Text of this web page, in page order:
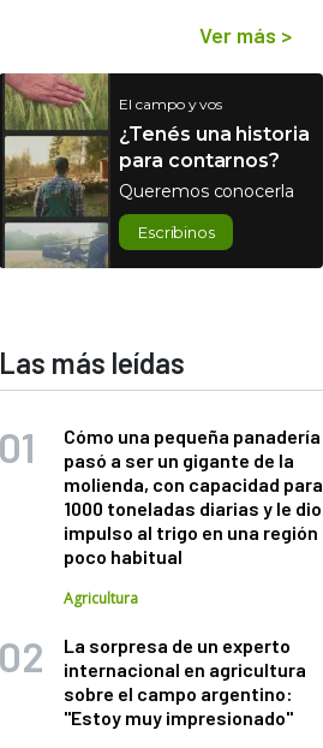
Ver más >
El campo y vos
¿Tenés una historia
para contarnos?
Queremos conocerla
Escribinos
Las más leídas
Cómo una pequeña panadería
pasó a ser un gigante de la
molienda, con capacidad para
1000 toneladas diarias y le dio
impulso al trigo en una región
poco habitual
Agricultura
La sorpresa de un experto
internacional en agricultura
sobre el campo argentino:
"Estoy muy impresionado"